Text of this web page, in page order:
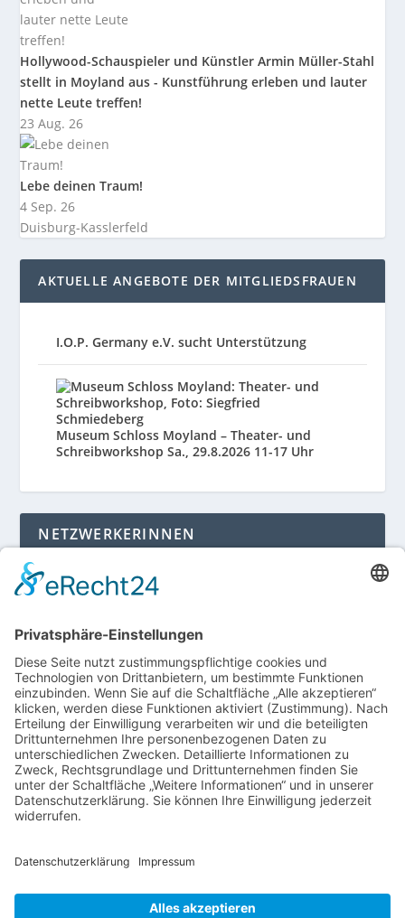
Hollywood-Schauspieler und Künstler Armin Müller-Stahl
stellt in Moyland aus - Kunstführung erleben und lauter
nette Leute treffen!
23 Aug. 26
Lebe deinen Traum!
4 Sep. 26
Duisburg-Kasslerfeld
AKTUELLE ANGEBOTE DER MITGLIEDSFRAUEN
I.O.P. Germany e.V. sucht Unterstützung
Museum Schloss Moyland – Theater- und
Schreibworkshop Sa., 29.8.2026 11-17 Uhr
NETZWERKERINNEN
Login für Mitglieder
niederrhein?Hier gibt es weitere Informationen.
Für Mitgliedsfrauen: zum Erstellen eigener Angebote
und zum Bearbeiten des Unternehmensprofils bitte
einloggen!
SOCIAL MEDIA
Folge dem unternehmerinnen forum niederrhein
auch auf Facebook, Instagram oder LinkedIn.